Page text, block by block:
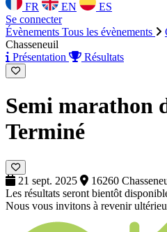
FR EN
ES
Se connecter
Évènements Tous les évènements
Chasseneuil
Présentation
Résultats
Semi marathon
Terminé
21 sept. 2025
16260
Les résultats seront bientôt
Nous vous invitons à revenir